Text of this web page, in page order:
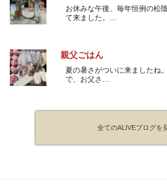
お休みな午後、毎年恒例の松
て来ました。…
親父ごはん
夏の暑さがついに来ましたね
で、お父さ…
全てのALIVEブログを